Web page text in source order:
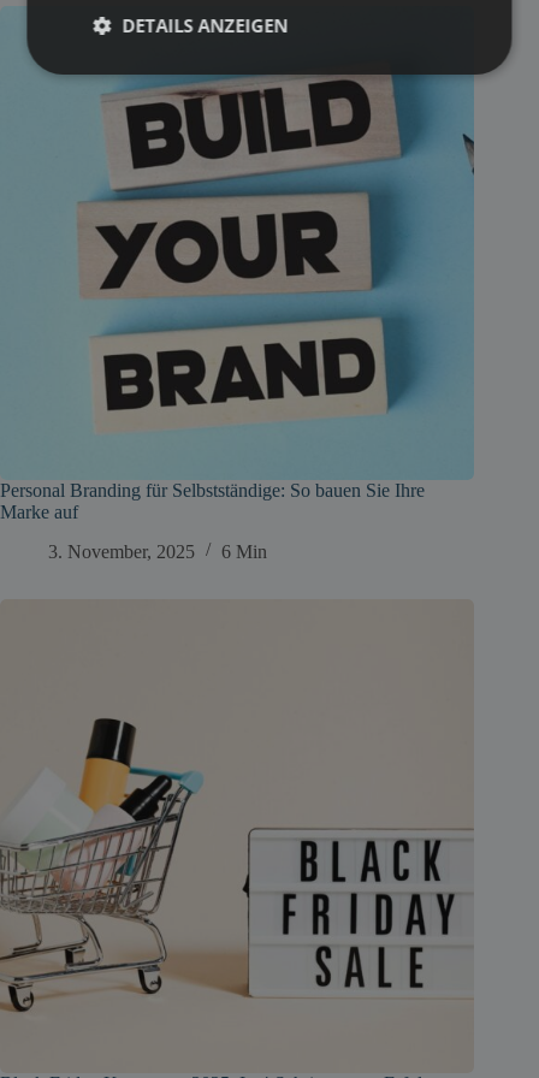
Personal Branding für Selbstständige: So bauen Sie Ihre
Marke auf
3. November, 2025
6 Min
DETAILS ANZEIGEN